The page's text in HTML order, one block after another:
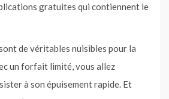
gratuites qui contiennent le
de véritables nuisibles pour la
un forfait limité, vous allez
à son épuisement rapide. Et